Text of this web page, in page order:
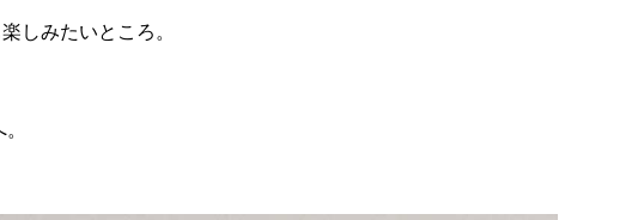
しみたいところ。